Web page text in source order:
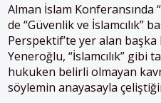
Alman İslam Konferansında
de “Güvenlik ve İslamcılık”
Perspektif’te yer alan
Yeneroğlu, “İslamcılık” gibi
hukuken belirli olmayan
söylemin anayasayla